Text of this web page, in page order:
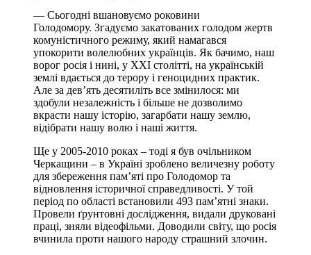
— Сьогодні вшановуємо роковини
Голодомору. Згадуємо закатованих голодом жертв
комуністичного режиму, який намагався
упокорити волелюбних українців. Як бачимо, наш
ворог росія і нині, у ХХІ столітті, на українській
землі вдається до терору і геноцидних практик.
Але за дев’ять десятиліть все змінилося: ми
здобули незалежність і більше не дозволимо
вкрасти нашу історію, загарбати нашу землю,
відібрати нашу волю і наші життя.
Ще у 2005-2010 роках – тоді я був очільником
Черкащини – в Україні зроблено величезну роботу
для збереження пам’яті про Голодомор та
відновлення історичної справедливості. У той
період по області встановили 493 пам’ятні знаки.
Провели ґрунтовні дослідження, видали друковані
праці, зняли відеофільми. Доводили світу, що росія
вчинила проти нашого народу страшний злочин.